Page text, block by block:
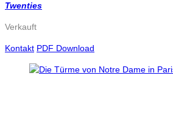
Twenties
Verkauft
Kontakt PDF Download